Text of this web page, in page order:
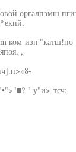
оргалпэмш
ком-изп|"катш!но-
,
" у"и>-тсч: